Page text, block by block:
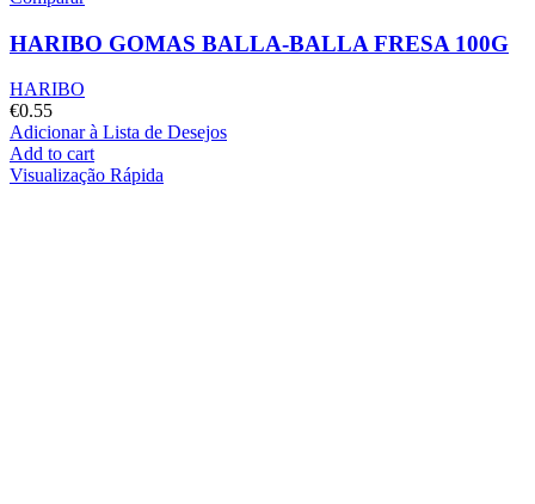
HARIBO GOMAS BALLA-BALLA FRESA 100G
HARIBO
€0.55
Adicionar à Lista de Desejos
Add to cart
Visualização Rápida